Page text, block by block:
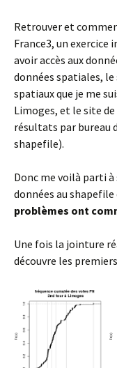
Retrouver et
France3, un exercice
avoir accès aux
données spatiales,
spatiaux que je me
Limoges, et le site
résultats par bureau
shapefile).
Donc me voilà parti
données au shapefile
problèmes ont
Une fois la jointure
découvre les